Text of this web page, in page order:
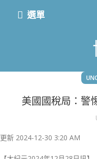
選單
美國國稅局：警
更新 2024-12-30 3:20 AM